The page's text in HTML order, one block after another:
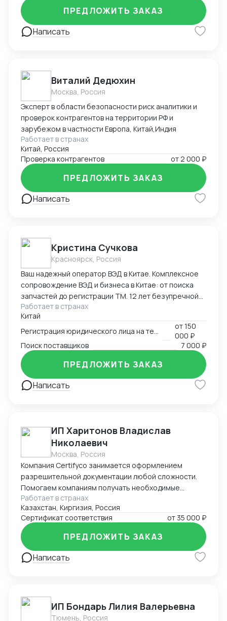
Написать
ПРЕДЛОЖИТЬ ЗАКАЗ
Виталий Дедюхин
Москва, Россия
Эксперт в области безопасности риск аналитики и
проверок контрагентов на территории РФ и
зарубежом в частности Европа, Китай,Индия
Работает в странах
Китай, Россия
Проверка контрагентов
от2 000 ₽
Написать
ПРЕДЛОЖИТЬ ЗАКАЗ
Кристина Сучкова
Красноярск, Россия
Ваш надежный оператор ВЭД в Китае. Комплексное
сопровождение ВЭД и бизнеса в Китае: от поиска
запчастей до регистрации ТМ. 12 лет безупречной
логистики. Опыт и специализация: * 12 лет в ВЭД:
Глубокое понимание китайского рынка и
юридических тонкостей. * Профильные поставки:
Экспертиза в категориях: автозапчасти,
промышленное и медицинское оборудование. Знаем
специфику сертификации и таможенной очистки
сложных грузов. Перечень услуг * Логистика и
импорт: Организация цепочек поставок любой
бухгалтерии по стандартам КНР. * Защита
интеллектуальной собственности (регистрация
торговых марок). * MICE-услуги: Организация
участия в выставках «под ключ» (от регистрации до
оформления стенда). Почему выбирают нас: *
Прямое присутствие: Работаем без посредников
внутри Китая. * Безопасность: Проверка
контрагентов и контроль качества на местах. *
Экономия времени: Берем на себя всю бюрократию
— вы получаете готовый результат или товар.
Работает в странах
Китай
от150
000 ₽
Поиск поставщиков
7 000 ₽
Написать
ПРЕДЛОЖИТЬ ЗАКАЗ
ИП Харитонов Владислав
Николаевич
Москва, Россия
Компания Certifyco занимается оформлением
разрешительной документации любой сложности.
Помогаем компаниям получать необходимые
документы для импорта, экспорта, реализации
продукции. Решаем самые сложные задачи.
Работает в странах
Казахстан, Киргизия, Россия
Сертификат соответствия
от 35 000 ₽
Написать
ПРЕДЛОЖИТЬ ЗАКАЗ
ИП Бондарь Лилия Валерьевна
Тюмень, Россия